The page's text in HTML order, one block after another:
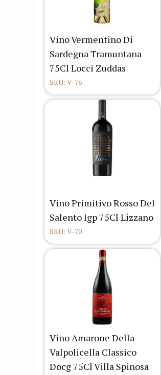
Vino Vermentino Di
Sardegna Tramuntana
75Cl Locci Zuddas
SKU: V-76
Vino Primitivo Rosso Del
Salento Igp 75Cl Lizzano
SKU: V-70
Vino Amarone Della
Valpolicella Classico
Docg 75Cl Villa Spinosa